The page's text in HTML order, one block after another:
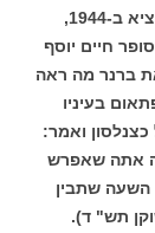
בכל רמ"ח אבריו. ש"י עגנון, בחוברת הספד שהוציא ב-1944,
חיים יוסף
ברנר מה ראה
בעיניו
כצנלסון ואמר:
אתה שאפרש
השעה שתבין
תש" ד).